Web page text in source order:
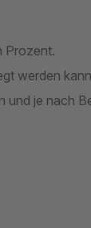
Prozent.
werden
und je nach